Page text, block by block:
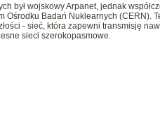
był wojskowy Arpanet, jednak
Ośrodku Badań Nuklearnych (CERN).
- sieć, która zapewni transmisję
sieci szerokopasmowe.